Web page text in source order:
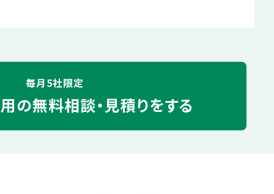
毎月5社限定
の無料相談・見積りをする